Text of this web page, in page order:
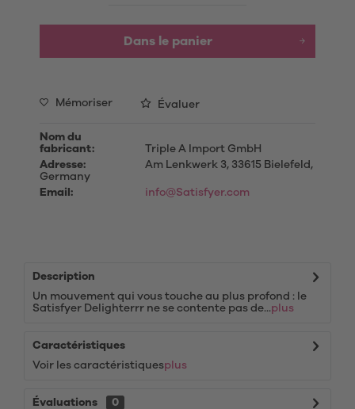
Dans le panier
Mémoriser Évaluer
Nom du
fabricant:
Triple A Import GmbH
Adresse:
Am Lenkwerk 3, 33615 Bielefeld,
Germany
Email:
info@Satisfyer.com
Description
Un mouvement qui vous touche au plus profond : le
Satisfyer Delighterrr ne se contente pas de...plus
Caractéristiques
Voir les caractéristiquesplus
Évaluations
0